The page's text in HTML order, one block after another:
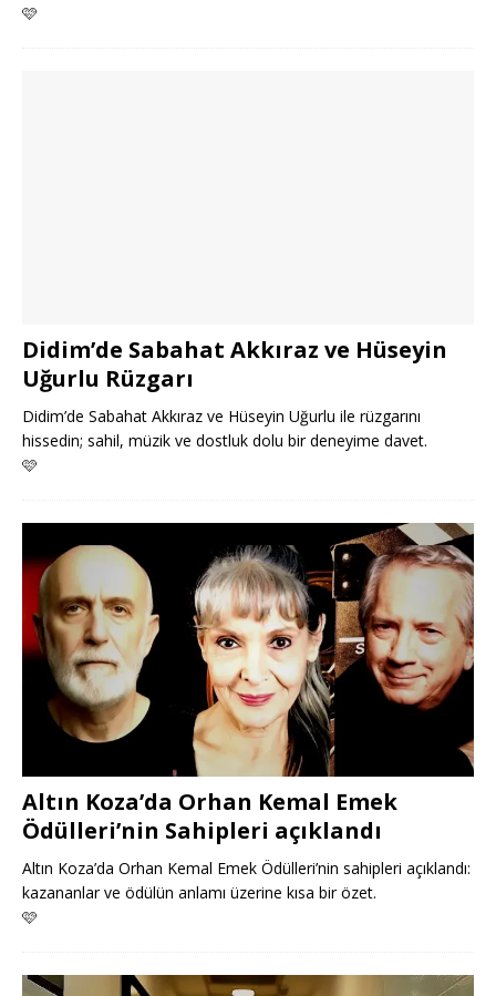
🩷
Didim’de Sabahat Akkıraz ve Hüseyin
Uğurlu Rüzgarı
Didim’de Sabahat Akkıraz ve Hüseyin Uğurlu ile rüzgarını
hissedin; sahil, müzik ve dostluk dolu bir deneyime davet.
🩷
Altın Koza’da Orhan Kemal Emek
Ödülleri’nin Sahipleri açıklandı
Altın Koza’da Orhan Kemal Emek Ödülleri’nin sahipleri açıklandı:
kazananlar ve ödülün anlamı üzerine kısa bir özet.
🩷